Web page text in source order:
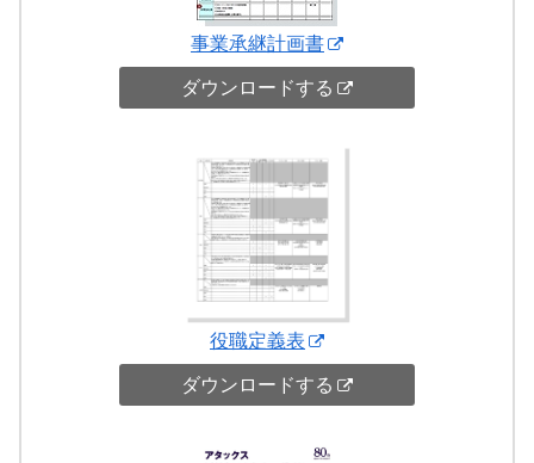
事業承継計画書
ダウンロードする
役職定義表
ダウンロードする